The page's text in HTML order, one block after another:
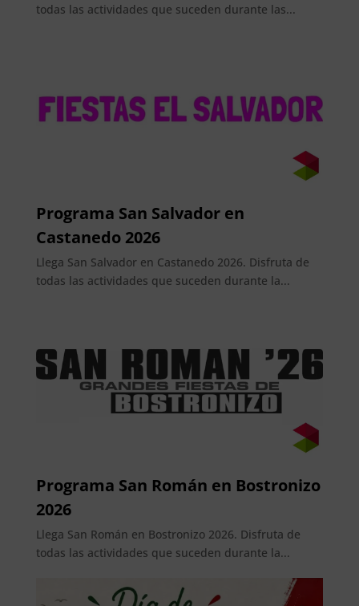
todas las actividades que suceden durante las...
Programa San Salvador en
Castanedo 2026
Llega San Salvador en Castanedo 2026. Disfruta de
todas las actividades que suceden durante la...
Programa San Román en Bostronizo
2026
Llega San Román en Bostronizo 2026. Disfruta de
todas las actividades que suceden durante la...